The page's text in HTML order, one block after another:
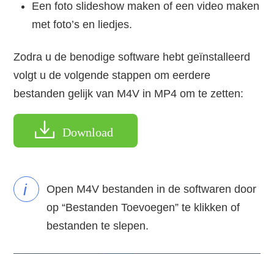
Een foto slideshow maken of een video maken
met foto’s en liedjes.
Zodra u de benodige software hebt geïnstalleerd
volgt u de volgende stappen om eerdere
bestanden gelijk van M4V in MP4 om te zetten:
Download
i
Open M4V bestanden in de softwaren door
op “Bestanden Toevoegen” te klikken of
bestanden te slepen.